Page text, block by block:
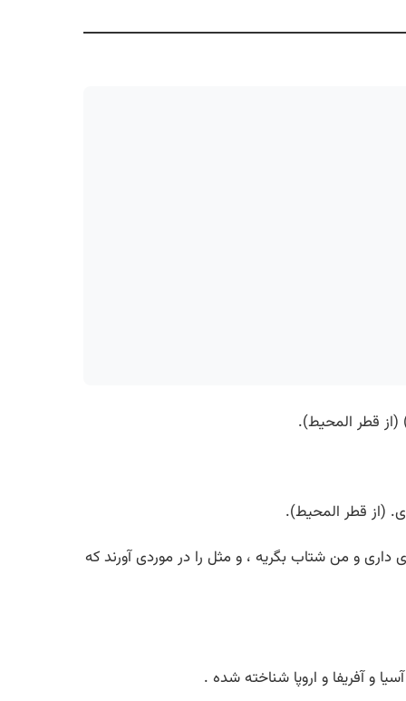
قطر المحیط).
(از قطر المحیط).
و من شتاب بگریه ، و مثل را در موردی آورند که